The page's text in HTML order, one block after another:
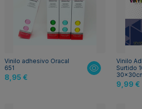
Vinilo adhesivo Oracal
651
8,95 €
Vinilo
Surtido
9,99 €